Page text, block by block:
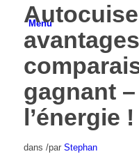
Menu
gagnant
l’énergie !
dans /par Stephan